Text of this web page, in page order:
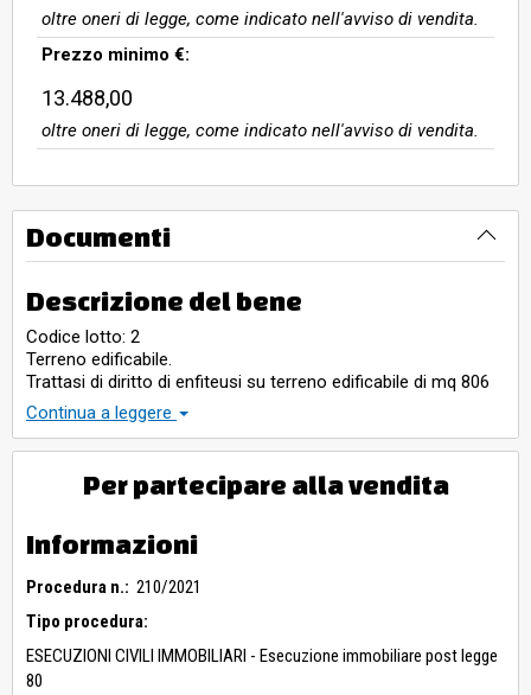
oltre oneri di legge, come indicato nell'avviso di vendita.
Prezzo minimo €:
13.488,00
oltre oneri di legge, come indicato nell'avviso di vendita.
Documenti
Descrizione del bene
Codice lotto: 2
Terreno edificabile.
Trattasi di diritto di enfiteusi su terreno edificabile di mq 806
in Lariano, via della Cerreta.
Continua a leggere
Per partecipare alla vendita
Informazioni
Procedura n.: 210/2021
Tipo procedura:
ESECUZIONI CIVILI IMMOBILIARI - Esecuzione immobiliare post legge
80